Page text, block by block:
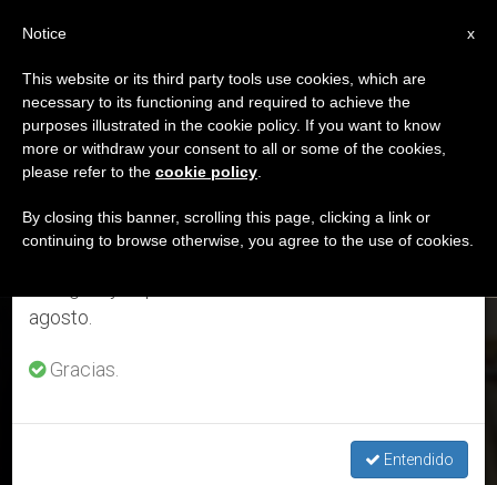
ETIQUETA
Posts Tagged ‘lana’
ÚLTIMAS NOTICIAS
Santa Inés: El Papa bendice la lana de dos corderos para los
Palios
×
Aviso importante
Del 27 de julio al 7 de agosto haremos la pausa
anual, aprovechando que en el periodo de verano
se generan menos informaciones y también el
agosto.
Gracias.
Entendido
x
Notice
This website or its third party tools use cookies, which are
necessary to its functioning and required to achieve the
purposes illustrated in the cookie policy. If you want to know
more or withdraw your consent to all or some of the cookies,
please refer to the cookie policy
By closing this banner, scrolling this page, clicking a link or
continuing to browse otherwise, you agree to the use of cookies.